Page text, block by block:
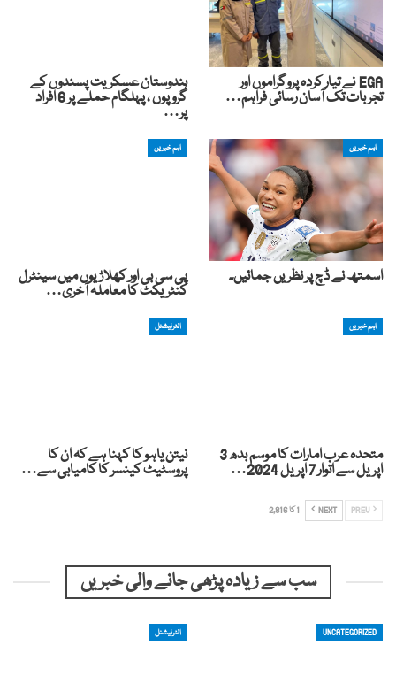
EGA نے تیار کردہ پروگراموں اور
تجربات تک آسان رسائی فراہم…
ہندوستان عسکریت پسندوں کے
گروپوں ، پہلگام حملے پر 6 افراد
پر…
اہم خبریں
اسمتھ نے ڈچ پر نظریں جمائیں۔
اہم خبریں
پی سی بی اور کھلاڑیوں میں سینٹرل
کنٹریکٹ کا معاملہ آخری…
اہم خبریں
متحدہ عرب امارات کا موسم بدھ 3
اپریل سے اتوار 7 اپریل 2024…
انٹرنیشنل
نیتن یاہو کا کہنا ہے کہ ان کا
پروسٹیٹ کینسر کا کامیابی سے…
NEXT 1 کا 2,816
سب سے زیادہ پڑھی جانے والی خبریں
UNCATEGORIZED انٹرنیشنل